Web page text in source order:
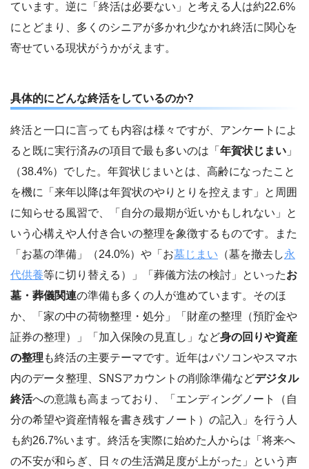
ています。逆に「終活は必要ない」と考える人は約22.6%
にとどまり、多くのシニアが多かれ少なかれ終活に関心を
寄せている現状がうかがえます。
具体的にどんな終活をしているのか?
終活と一口に言っても内容は様々ですが、アンケートによ
ると既に実行済みの項目で最も多いのは「 年賀状じまい 」
（38.4%）でした。年賀状じまいとは、高齢になったこと
を機に「来年以降は年賀状のやりとりを控えます」と周囲
に知らせる風習で、「自分の最期が近いかもしれない」と
いう心構えや人付き合いの整理を象徴するものです。また
「お墓の準備」（24.0%）や「お墓じまい （墓を撤去し永
代供養等に切り替える）」「葬儀方法の検討」といったお
墓・葬儀関連の準備も多くの人が進めています。そのほ
か、「家の中の荷物整理・処分」「財産の整理（預貯金や
証券の整理）」「加入保険の見直し」など身の回りや資産
の整理 も終活の主要テーマです。近年はパソコンやスマホ
内のデータ整理、SNSアカウントの削除準備などデジタル
終活への意識も高まっており、「エンディングノート（自
分の希望や資産情報を書き残すノート）の記入」を行う人
も約26.7%います。終活を実際に始めた人からは「将来へ
の不安が和らぎ、日々の生活満足度が上がった」という声